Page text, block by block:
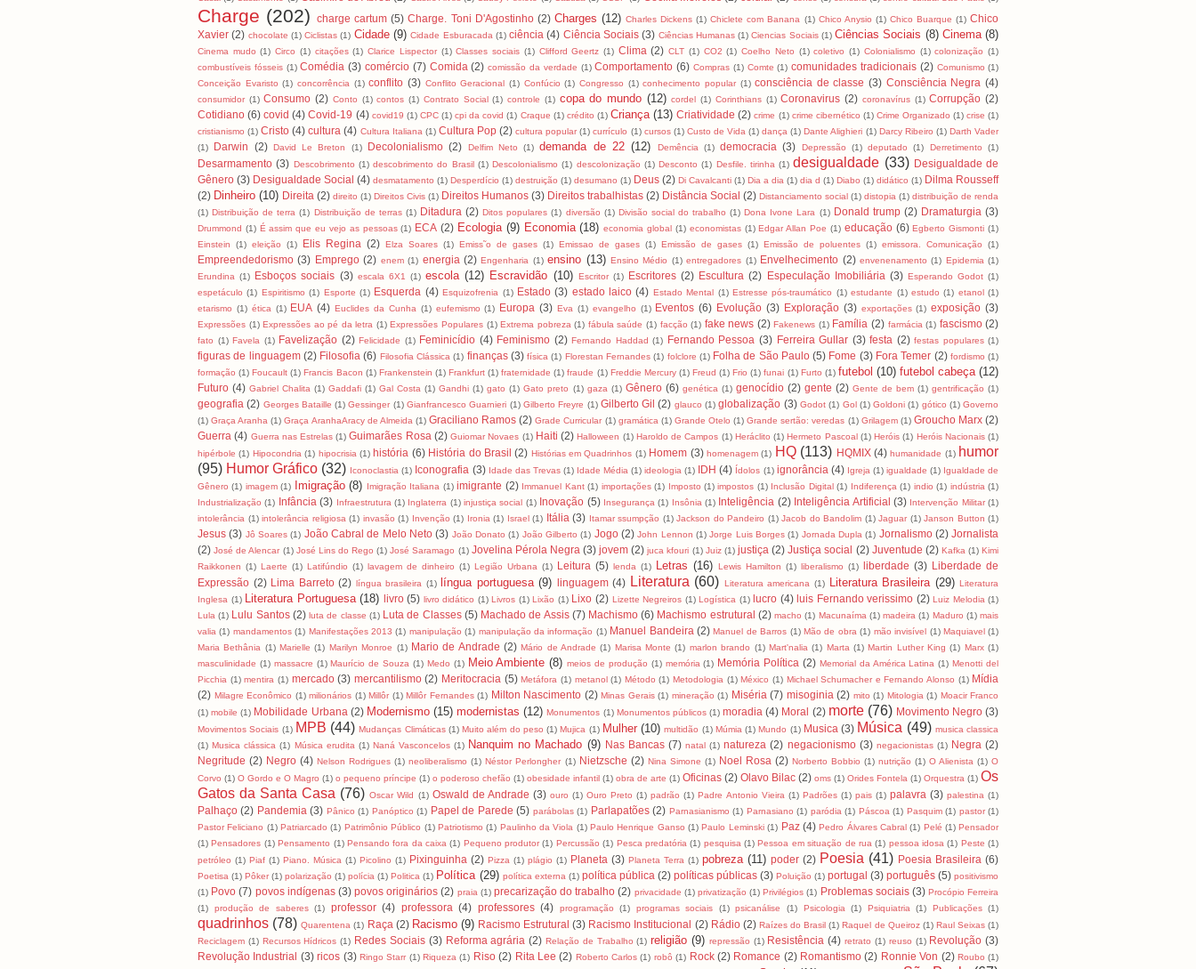
Charge (202) charge cartum (5) Charge. Toni D'Agostinho (2) Charges (12) Charles Dickens (1) Chiclete com Banana (1) Chico Anysio (1) Chico Buarque (1) Chico
Xavier (2) chocolate (1) Ciclistas (1) Cidade (9) Cidade Esburacada (1) ciência (4) Ciência Sociais (3) Ciências Humanas (1) Ciencias Sociais (1) Ciências Sociais (8) Cinema (8)
Cinema mudo (1) Circo (1) citações (1) Clarice Lispector (1) Classes sociais (1) Clifford Geertz (1) Clima (2) CLT (1) CO2 (1) Coelho Neto (1) coletivo (1) Colonialismo (1) colonização (1)
combustíveis fósseis (1) Comédia (3) comércio (7) Comida (2) comissão da verdade (1) Comportamento (6) Compras (1) Comte (1) comunidades tradicionais (2) Comunismo (1)
Conceição Evaristo (1) concorrência (1) conflito (3) Conflito Geracional (1) Confúcio (1) Congresso (1) conhecimento popular (1) consciência de classe (3) Consciência Negra (4)
consumidor (1) Consumo (2) Conto (1) contos (1) Contrato Social (1) controle (1) copa do mundo (12) cordel (1) Corinthians (1) Coronavirus (2) coronavírus (1) Corrupção (2)
Cotidiano (6) covid (4) Covid-19 (4) covid19 (1) CPC (1) cpi da covid (1) Craque (1) crédito (1) Criança (13) Criatividade (2) crime (1) crime cibernético (1) Crime Organizado (1) crise (1)
cristianismo (1) Cristo (4) cultura (4) Cultura Italiana (1) Cultura Pop (2) cultura popular (1) currículo (1) cursos (1) Custo de Vida (1) dança (1) Dante Alighieri (1) Darcy Ribeiro (1) Darth Vader
(1)
Darwin (2) David Le Breton (1) Decolonialismo (2) Delfim Neto (1) demanda de 22 (12) Demência (1) democracia (3) Depressão (1) deputado (1) Derretimento (1)
Desarmamento (3) Descobrimento (1) descobrimento do Brasil (1) Descolonialismo (1) descolonização (1) Desconto (1) Desfile. tirinha (1) desigualdade (33) Desigualdade de
Gênero (3) Desigualdade Social (4) desmatamento (1) Desperdício (1) destruição (1) desumano (1) Deus (2) Di Cavalcanti (1) Dia a dia (1) dia d (1) Diabo (1) didático (1) Dilma Rousseff
(2) Dinheiro (10) Direita (2) direito (1) Direitos Civis (1) Direitos Humanos (3) Direitos trabalhistas (2) Distância Social (2) Distanciamento social (1) distopia (1) distribuição de renda
(1) Distribuição de terra (1) Distribuição de terras (1) Ditadura (2) Ditos populares (1) diversão (1) Divisão social do trabalho (1) Dona Ivone Lara (1) Donald trump (2) Dramaturgia (3)
Drummond (1) É assim que eu vejo as pessoas (1) ECA (2) Ecologia (9) Economia (18) economia global (1) economistas (1) Edgar Allan Poe (1) educação (6) Egberto Gismonti (1)
Einstein
(1) eleição (1) Elis Regina (2) Elza Soares (1) Emiss˜o de gases (1) Emissao de gases (1) Emissão de gases (1) Emissão de poluentes (1) emissora. Comunicação (1)
Empreendedorismo (3) Emprego (2) enem (1) energia (2) Engenharia (1) ensino (13) Ensino Médio (1) entregadores (1) Envelhecimento (2) envenenamento (1) Epidemia (1)
Erundina (1) Esboços sociais (3) escala 6X1 (1) escola (12) Escravidão (10) Escritor (1) Escritores (2) Escultura (2) Especulação Imobiliária (3) Esperando Godot (1)
espetáculo (1) Espiritismo (1) Esporte (1) Esquerda (4) Esquizofrenia (1) Estado (3) estado laico (4) Estado Mental (1) Estresse pós-traumático (1) estudante (1) estudo (1) etanol (1)
etarismo (1) ética (1) EUA (4) Euclides da Cunha (1) eufemismo (1) Europa (3) Eva (1) evangelho (1) Eventos (6) Evolução (3) Exploração (3) exportações (1) exposição (3)
Expressões (1) Expressões ao pé da letra (1) Expressões Populares (1) Extrema pobreza (1) fábula saúde (1) facção (1) fake news (2) Fakenews (1) Família (2) farmácia (1) fascismo (2)
fato (1) Favela (1) Favelização (2) Felicidade (1) Feminicídio (4) Feminismo (2) Fernando Haddad (1) Fernando Pessoa (3) Ferreira Gullar (3) festa (2) festas populares (1)
figuras de linguagem (2) Filosofia (6) Filosofia Clássica (1) finanças (3) física (1) Florestan Fernandes (1) folclore (1) Folha de São Paulo (5) Fome (3) Fora Temer (2) fordismo (1)
formação (1) Foucault (1) Francis Bacon (1) Frankenstein (1) Frankfurt (1) fraternidade (1) fraude (1) Freddie Mercury (1) Freud (1) Frio (1) funai (1) Furto (1) futebol (10) futebol cabeça (12)
Futuro (4) Gabriel Chalita (1) Gaddafi (1) Gal Costa (1) Gandhi (1) gato (1) Gato preto (1) gaza (1) Gênero (6) genética (1) genocídio (2) gente (2) Gente de bem (1) gentrificação (1)
geografia (2) Georges Bataille (1) Gessinger (1) Gianfrancesco Guarnieri (1) Gilberto Freyre (1) Gilberto Gil (2) glauco (1) globalização (3) Godot (1) Gol (1) Goldoni (1) gótico (1) Governo
(1) Graça Aranha (1) Graça AranhaAracy de Almeida (1) Graciliano Ramos (2) Grade Curricular (1) gramática (1) Grande Otelo (1) Grande sertão: veredas (1) Grilagem (1) Groucho Marx (2)
Guerra (4) Guerra nas Estrelas (1) Guimarães Rosa (2) Guiomar Novaes (1) Haiti (2) Halloween (1) Haroldo de Campos (1) Heráclito (1) Hermeto Pascoal (1) Heróis (1) Heróis Nacionais (1)
hipérbole (1) Hipocondria (1) hipocrisia (1) história (6) História do Brasil (2) Histórias em Quadrinhos (1) Homem (3) homenagem (1) HQ (113) HQMIX (4) humanidade (1) humor
(95) Humor Gráfico (32) Iconoclastia (1) Iconografia (3) Idade das Trevas (1) Idade Média (1) ideologia (1) IDH (4) Ídolos (1) ignorância (4) Igreja (1) igualdade (1) Igualdade de
Gênero (1) imagem (1) Imigração (8) Imigração Italiana (1) imigrante (2) Immanuel Kant (1) importações (1) Imposto (1) impostos (1) Inclusão Digital (1) Indiferença (1) indio (1) indústria (1)
Industrialização (1) Infância (3) Infraestrutura (1) Inglaterra (1) injustiça social (1) Inovação (5) Insegurança (1) Insônia (1) Inteligência (2) Inteligência Artificial (3) Intervenção Militar (1)
intolerância (1) intolerância religiosa (1) invasão (1) Invenção (1) Ironia (1) Israel (1) Itália (3) Itamar ssumpção (1) Jackson do Pandeiro (1) Jacob do Bandolim (1) Jaguar (1) Janson Button (1)
Jesus (3) Jô Soares (1) João Cabral de Melo Neto (3) João Donato (1) João Gilberto (1) Jogo (2) John Lennon (1) Jorge Luis Borges (1) Jornada Dupla (1) Jornalismo (2) Jornalista
(2) José de Alencar (1) José Lins do Rego (1) José Saramago (1) Jovelina Pérola Negra (3) jovem (2) juca kfouri (1) Juiz (1) justiça (2) Justiça social (2) Juventude (2) Kafka (1) Kimi
Raikkonen (1) Laerte (1) Latifúndio (1) lavagem de dinheiro (1) Legião Urbana (1) Leitura (5) lenda (1) Letras (16) Lewis Hamilton (1) liberalismo (1) liberdade (3) Liberdade de
Expressão (2) Lima Barreto (2) língua brasileira (1) língua portuguesa (9) linguagem (4) Literatura (60) Literatura americana (1) Literatura Brasileira (29) Literatura
Inglesa (1) Literatura Portuguesa (18) livro (5) livro didático (1) Livros (1) Lixão (1) Lixo (2) Lizette Negreiros (1) Logística (1) lucro (4) luis Fernando verissimo (2) Luiz Melodia (1)
Lula (1) Lulu Santos (2) luta de classe (1) Luta de Classes (5) Machado de Assis (7) Machismo (6) Machismo estrutural (2) macho (1) Macunaíma (1) madeira (1) Maduro (1) mais
valia (1) mandamentos (1) Manifestações 2013 (1) manipulação (1) manipulação da informação (1) Manuel Bandeira (2) Manuel de Barros (1) Mão de obra (1) mão invisível (1) Maquiavel (1)
Maria Bethânia (1) Marielle (1) Marilyn Monroe (1) Mario de Andrade (2) Mário de Andrade (1) Marisa Monte (1) marlon brando (1) Mart'nalia (1) Marta (1) Martin Luther King (1) Marx (1)
masculinidade (1) massacre (1) Maurício de Souza (1) Medo (1) Meio Ambiente (8) meios de produção (1) memória (1) Memória Política (2) Memorial da América Latina (1) Menotti del
Picchia (1) mentira (1) mercado (3) mercantilismo (2) Meritocracia (5) Metáfora (1) metanol (1) Método (1) Metodologia (1) México (1) Michael Schumacher e Fernando Alonso (1) Mídia
(2) Milagre Econômico (1) milionários (1) Millôr (1) Millôr Fernandes (1) Milton Nascimento (2) Minas Gerais (1) mineração (1) Miséria (7) misoginia (2) mito (1) Mitologia (1) Moacir Franco
(1) mobile (1) Mobilidade Urbana (2) Modernismo (15) modernistas (12) Monumentos (1) Monumentos públicos (1) moradia (4) Moral (2) morte (76) Movimento Negro (3)
Movimentos Sociais (1) MPB (44) Mudanças Climáticas (1) Muito além do peso (1) Mujica (1) Mulher (10) multidão (1) Múmia (1) Mundo (1) Musica (3) Música (49) musica classica
(1) Musica clássica (1) Música erudita (1) Naná Vasconcelos (1) Nanquim no Machado (9) Nas Bancas (7) natal (1) natureza (2) negacionismo (3) negacionistas (1) Negra (2)
Negritude (2) Negro (4) Nelson Rodrigues (1) neoliberalismo (1) Néstor Perlongher (1) Nietzsche (2) Nina Simone (1) Noel Rosa (2) Norberto Bobbio (1) nutrição (1) O Alienista (1) O
Corvo (1) O Gordo e O Magro (1) o pequeno príncipe (1) o poderoso chefão (1) obesidade infantil (1) obra de arte (1) Oficinas (2) Olavo Bilac (2) oms (1) Orides Fontela (1) Orquestra (1) Os
Gatos da Santa Casa (76) Oscar Wild (1) Oswald de Andrade (3) ouro (1) Ouro Preto (1) padrão (1) Padre Antonio Vieira (1) Padrões (1) pais (1) palavra (3) palestina (1)
Palhaço (2) Pandemia (3) Pânico (1) Panóptico (1) Papel de Parede (5) parábolas (1) Parlapatões (2) Parnasianismo (1) Parnasiano (1) paródia (1) Páscoa (1) Pasquim (1) pastor (1)
Pastor Feliciano (1) Patriarcado (1) Patrimônio Público (1) Patriotismo (1) Paulinho da Viola (1) Paulo Henrique Ganso (1) Paulo Leminski (1) Paz (4) Pedro Álvares Cabral (1) Pelé (1) Pensador
(1) Pensadores (1) Pensamento (1) Pensando fora da caixa (1) Pequeno produtor (1) Percussão (1) Pesca predatória (1) pesquisa (1) Pessoa em situação de rua (1) pessoa idosa (1) Peste (1)
petróleo (1) Piaf (1) Piano. Música (1) Picolino (1) Pixinguinha (2) Pizza (1) plágio (1) Planeta (3) Planeta Terra (1) pobreza (11) poder (2) Poesia (41) Poesia Brasileira (6)
Poetisa (1) Pôker (1) polarização (1) polícia (1) Politica (1) Política (29) política externa (1) política pública (2) políticas públicas (3) Poluição (1) portugal (3) português (5) positivismo
(1) Povo (7) povos indígenas (3) povos originários (2) praia (1) precarização do trabalho (2) privacidade (1) privatização (1) Privilégios (1) Problemas sociais (3) Procópio Ferreira
(1)
produção de saberes (1) professor (4) professora (4) professores (4) programação (1) programas sociais (1) psicanálise (1) Psicologia (1) Psiquiatria (1) Publicações (1)
quadrinhos (78) Quarentena (1) Raça (2) Racismo (9) Racismo Estrutural (3) Racismo Institucional (2) Rádio (2) Raízes do Brasil (1) Raquel de Queiroz (1) Raul Seixas (1)
Reciclagem (1) Recursos Hídricos (1) Redes Sociais (3) Reforma agrária (2) Relação de Trabalho (1) religião (9) repressão (1) Resistência (4) retrato (1) reuso (1) Revolução (3)
Revolução Industrial (3) ricos (3) Ringo Starr (1) Riqueza (1) Riso (2) Rita Lee (2) Roberto Carlos (1) robô (1) Rock (2) Romance (2) Romantismo (2) Ronnie Von (2) Roubo (1)